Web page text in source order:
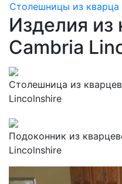
Столешницы из кварца
Изделия из
Cambria
Столешница из
Lincolnshire
Подоконник из
Lincolnshire